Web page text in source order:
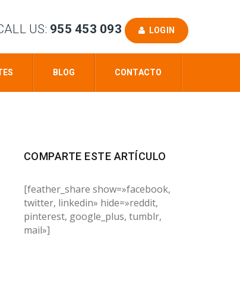
US: 955 453 093 LOGIN
BLOG CONTACTO
COMPARTE ESTE ARTÍCULO
[feather_share show=»facebook,
twitter, linkedin» hide=»reddit,
pinterest, google_plus, tumblr,
mail»]